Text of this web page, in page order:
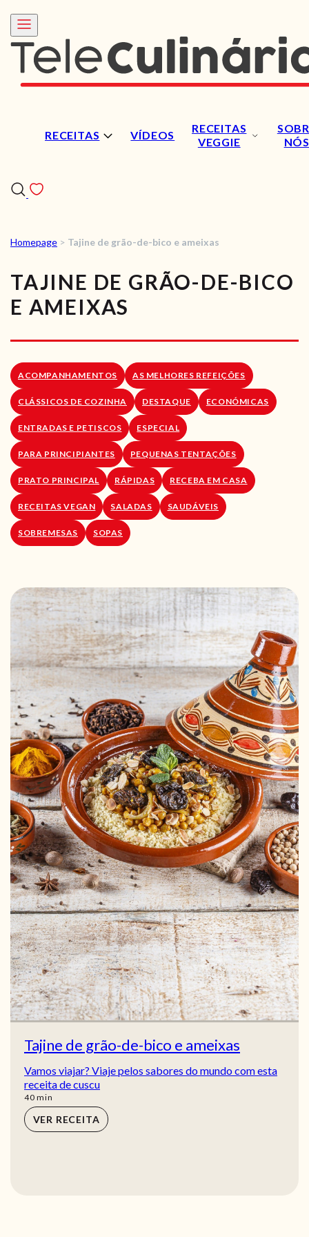
RECEITAS VÍDEOS
RECEITAS
VEGGIE
NÓS
RECEITAS
VÍDEOS
RECEITAS VEGGIE
LOJA ONLINE
BLOG
Homepage > Tajine de grão-de-bico e ameixas
TAJINE DE GRÃO-DE-BICO
E AMEIXAS
ACOMPANHAMENTOS AS MELHORES REFEIÇÕES
CLÁSSICOS DE COZINHA DESTAQUE ECONÓMICAS
ENTRADAS E PETISCOS ESPECIAL
PARA PRINCIPIANTES PEQUENAS TENTAÇÕES
PRATO PRINCIPAL RÁPIDAS RECEBA EM CASA
RECEITAS VEGAN SALADAS SAUDÁVEIS
SOBREMESAS SOPAS
Tajine de grão-de-bico e ameixas
Vamos viajar? Viaje pelos sabores do mundo com esta
receita de cuscu
40min
min
VER RECEITA